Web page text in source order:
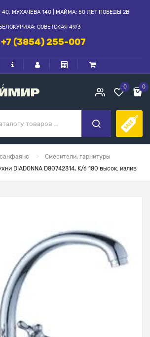
МУХАЧЁВА 140 | МАЙМА: 50 ЛЕТ ПОБЕДЫ 2В
СОВЕТСКАЯ 49/3
+7 (3854) 255-007
0 0
Смесители, гарнитуры
DIADONNA D80742314, К/б 180 высок. излив